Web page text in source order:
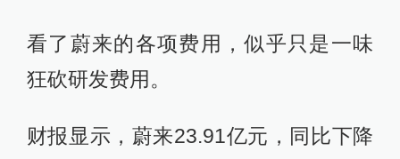
看了蔚来的各项费用，似乎只是一味
狂砍研发费用。
财报显示，蔚来23.91亿元，同比下降